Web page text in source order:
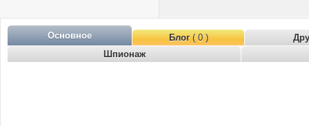
Основное Блог( 0 )
Шпионаж